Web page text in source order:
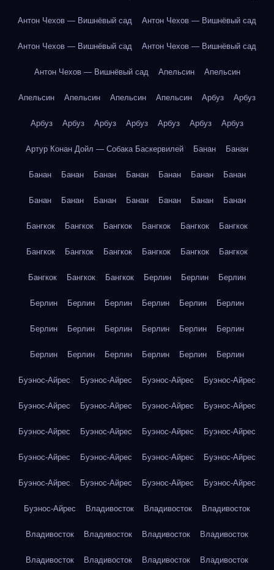
Антон Чехов — Вишнёвый сад Антон Чехов — Вишнёвый сад
Антон Чехов — Вишнёвый сад Антон Чехов — Вишнёвый сад
Антон Чехов — Вишнёвый сад Апельсин Апельсин
Апельсин Апельсин Апельсин Апельсин Арбуз Арбуз
Арбуз Арбуз Арбуз Арбуз Арбуз Арбуз Арбуз
Артур Конан Дойл — Собака Баскервилей Банан Банан
Банан Банан Банан Банан Банан Банан Банан
Банан Банан Банан Банан Банан Банан Банан
Бангкок Бангкок Бангкок Бангкок Бангкок Бангкок
Бангкок Бангкок Бангкок Бангкок Бангкок Бангкок
Бангкок Бангкок Бангкок Берлин Берлин Берлин
Берлин Берлин Берлин Берлин Берлин Берлин
Берлин Берлин Берлин Берлин Берлин Берлин
Берлин Берлин Берлин Берлин Берлин Берлин
Буэнос-Айрес Буэнос-Айрес Буэнос-Айрес Буэнос-Айрес
Буэнос-Айрес Буэнос-Айрес Буэнос-Айрес Буэнос-Айрес
Буэнос-Айрес Буэнос-Айрес Буэнос-Айрес Буэнос-Айрес
Буэнос-Айрес Буэнос-Айрес Буэнос-Айрес Буэнос-Айрес
Буэнос-Айрес Буэнос-Айрес Буэнос-Айрес Буэнос-Айрес
Буэнос-Айрес Владивосток Владивосток Владивосток
Владивосток Владивосток Владивосток Владивосток
Владивосток Владивосток Владивосток Владивосток